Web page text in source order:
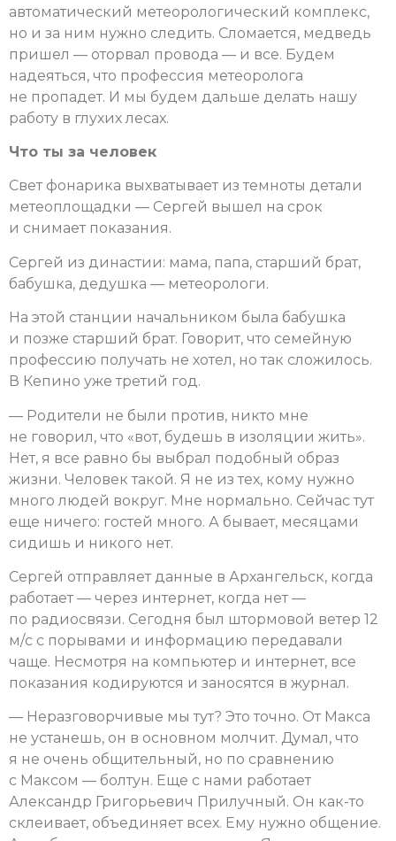
автоматический метеорологический комплекс,
но и за ним нужно следить. Сломается, медведь
пришел — оторвал провода — и все. Будем
надеяться, что профессия метеоролога
не пропадет. И мы будем дальше делать нашу
работу в глухих лесах.
Что ты за человек
Свет фонарика выхватывает из темноты детали
метеоплощадки — Сергей вышел на срок
и снимает показания.
Сергей из династии: мама, папа, старший брат,
бабушка, дедушка — метеорологи.
На этой станции начальником была бабушка
и позже старший брат. Говорит, что семейную
профессию получать не хотел, но так сложилось.
В Кепино уже третий год.
— Родители не были против, никто мне
не говорил, что «вот, будешь в изоляции жить».
Нет, я все равно бы выбрал подобный образ
жизни. Человек такой. Я не из тех, кому нужно
много людей вокруг. Мне нормально. Сейчас тут
еще ничего: гостей много. А бывает, месяцами
сидишь и никого нет.
Сергей отправляет данные в Архангельск, когда
работает — через интернет, когда нет —
по радиосвязи. Сегодня был штормовой ветер 12
м/с с порывами и информацию передавали
чаще. Несмотря на компьютер и интернет, все
показания кодируются и заносятся в журнал.
— Неразговорчивые мы тут? Это точно. От Макса
не устанешь, он в основном молчит. Думал, что
я не очень общительный, но по сравнению
с Максом — болтун. Еще с нами работает
Александр Григорьевич Прилучный. Он как-то
склеивает, объединяет всех. Ему нужно общение.